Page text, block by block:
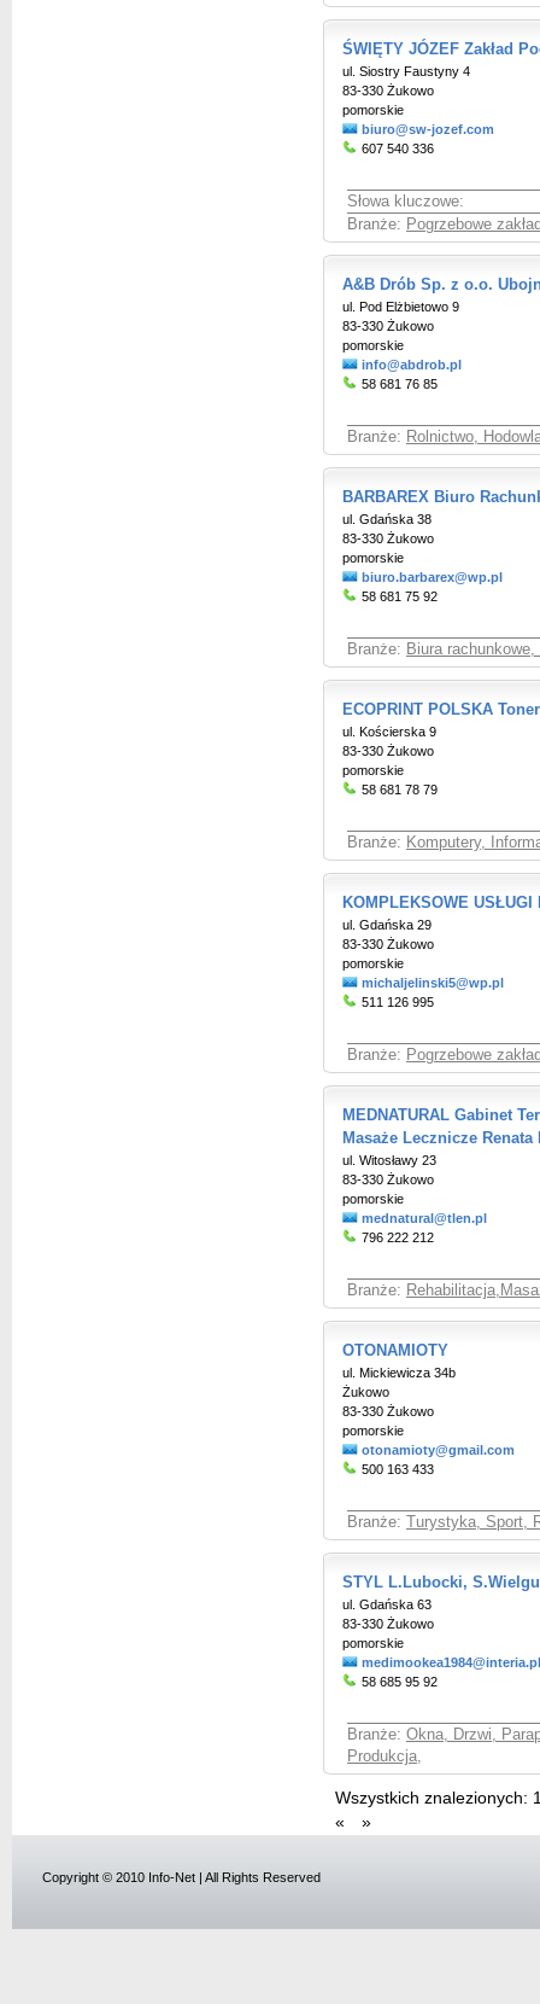
ŚWIĘTY JÓZEF Zakład
ul. Siostry Faustyny 4
83-330 Żukowo
pomorskie
biuro@sw-jozef.com
607 540 336
Słowa kluczowe:
Branże: Pogrzebowe
A&B Drób Sp. z o.o.
ul. Pod Elżbietowo 9
83-330 Żukowo
pomorskie
info@abdrob.pl
58 681 76 85
Branże: Rolnictwo,
BARBAREX Biuro
ul. Gdańska 38
83-330 Żukowo
pomorskie
biuro.barbarex@wp.pl
58 681 75 92
Branże: Biura
ECOPRINT POLSKA
ul. Kościerska 9
83-330 Żukowo
pomorskie
58 681 78 79
Branże: Komputery,
KOMPLEKSOWE
ul. Gdańska 29
83-330 Żukowo
pomorskie
michaljelinski5@wp.pl
511 126 995
Branże: Pogrzebowe
MEDNATURAL Gabinet
Masaże Lecznicze Renata
ul. Witosławy 23
83-330 Żukowo
pomorskie
mednatural@tlen.pl
796 222 212
Branże:
OTONAMIOTY
ul. Mickiewicza 34b
Żukowo
83-330 Żukowo
pomorskie
otonamioty@gmail.com
500 163 433
Branże: Turystyka, Sport,
STYL L.Lubocki,
ul. Gdańska 63
83-330 Żukowo
pomorskie
medimookea1984@interia.pl
58 685 95 92
Branże: Okna, Drzwi,
Produkcja,
Wszystkich znalezionych:
«
»
Copyright © 2010 Info-Net | All Rights Reserved